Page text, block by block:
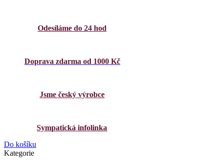
Odesíláme do 24 hod
Doprava zdarma od 1000 Kč
Jsme český výrobce
Sympatická infolinka
Do košíku
Kategorie